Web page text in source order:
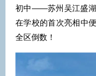
初中——苏州吴江盛湖
在学校的首次亮相中
全区倒数！